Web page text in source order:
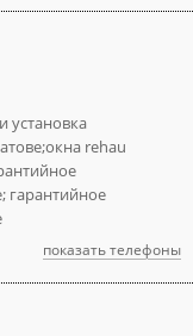
установка
rehau
гарантийное
показать телефоны